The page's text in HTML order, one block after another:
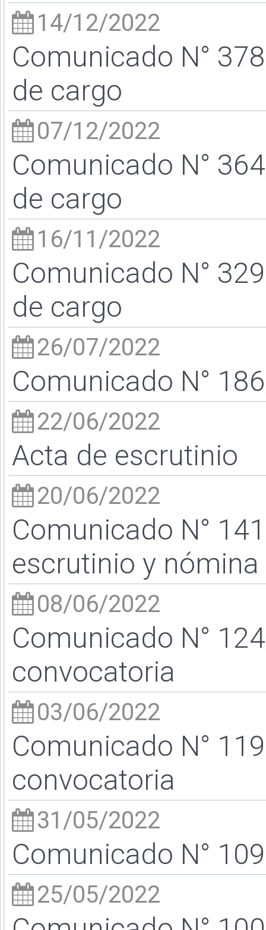
14/12/2022
Comunicado N°
de cargo
07/12/2022
Comunicado N°
de cargo
16/11/2022
Comunicado N°
de cargo
26/07/2022
Comunicado N°
22/06/2022
Acta de escrutinio
20/06/2022
Comunicado N°
escrutinio y
08/06/2022
Comunicado N°
convocatoria
03/06/2022
Comunicado N°
convocatoria
31/05/2022
Comunicado N°
25/05/2022